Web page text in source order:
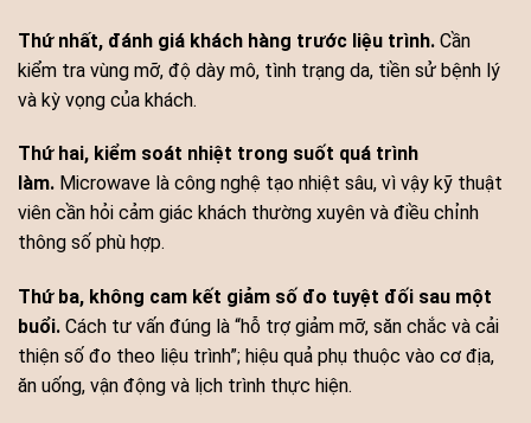
Thứ nhất, đánh giá khách hàng trước liệu trình. Cần
kiểm tra vùng mỡ, độ dày mô, tình trạng da, tiền sử bệnh lý
và kỳ vọng của khách.
Thứ hai, kiểm soát nhiệt trong suốt quá trình
làm. Microwave là công nghệ tạo nhiệt sâu, vì vậy kỹ thuật
viên cần hỏi cảm giác khách thường xuyên và điều chỉnh
thông số phù hợp.
Thứ ba, không cam kết giảm số đo tuyệt đối sau một
buổi. Cách tư vấn đúng là “hỗ trợ giảm mỡ, săn chắc và cải
thiện số đo theo liệu trình”; hiệu quả phụ thuộc vào cơ địa,
ăn uống, vận động và lịch trình thực hiện.